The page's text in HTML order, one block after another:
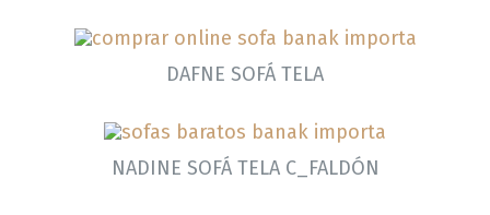
DAFNE SOFÁ TELA
NADINE SOFÁ TELA C_FALDÓN